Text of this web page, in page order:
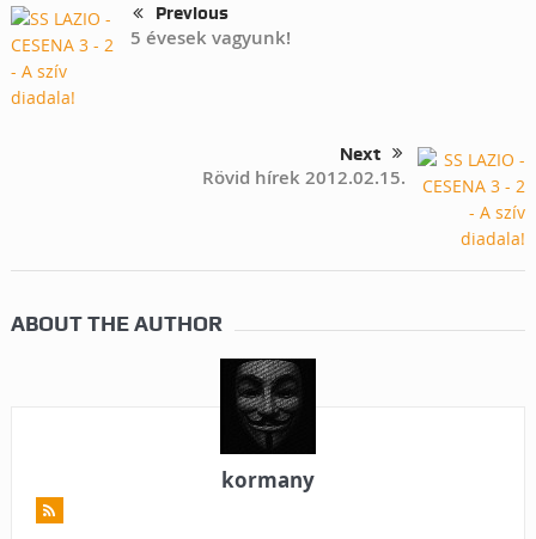
Previous
5 évesek vagyunk!
Next
Rövid hírek 2012.02.15.
ABOUT THE AUTHOR
kormany